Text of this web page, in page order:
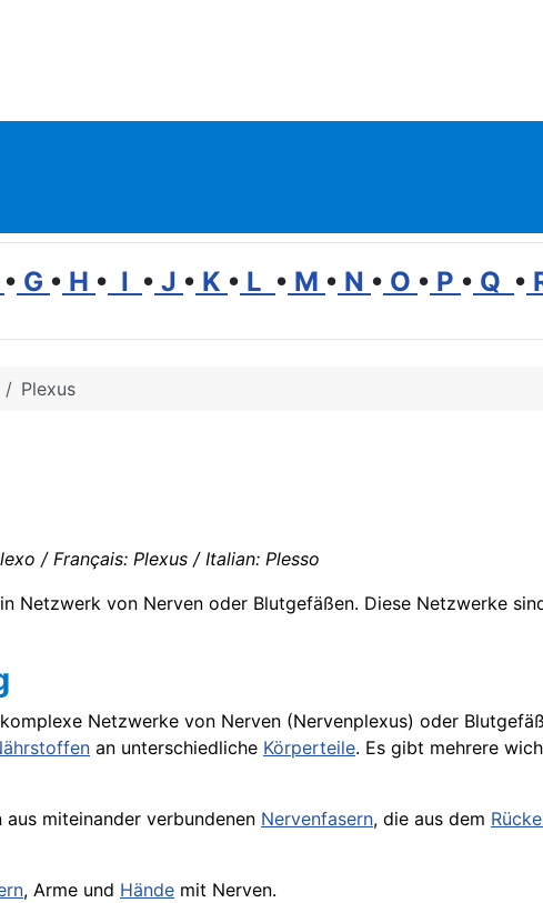
• G • H • I • J • K • L • M • N • O • P • Q •
Plexus
/ Français: Plexus / Italian: Plesso
Netzwerk von Nerven oder Blutgefäßen. Diese Netzwerke
Netzwerke von Nerven (Nervenplexus) oder
an unterschiedliche Körperteile. Es gibt mehrere
miteinander verbundenen Nervenfasern, die aus dem
, Arme und Hände mit Nerven.